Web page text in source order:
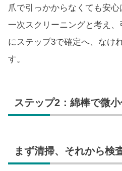
爪で引っかからなくても安
一次スクリーニングと考え
にステップ3で確定へ、なけ
す。
ステップ2：綿棒で微
まず清掃、それから検